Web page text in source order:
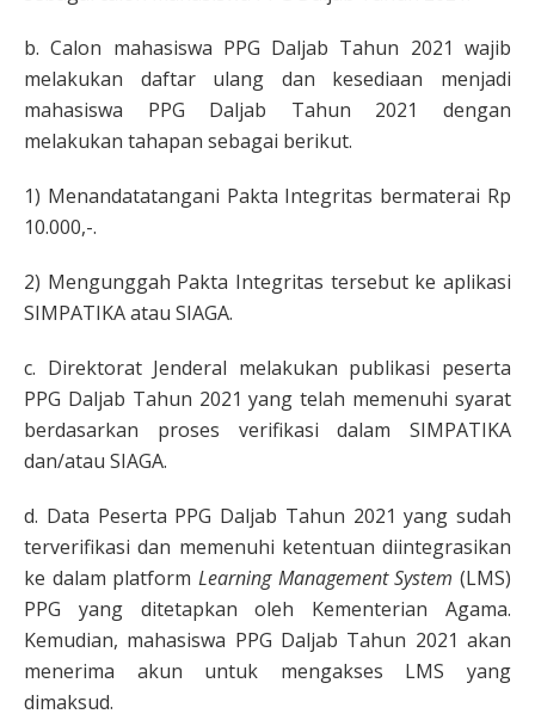
b. Calon mahasiswa PPG Daljab Tahun 2021 wajib
melakukan daftar ulang dan kesediaan menjadi
mahasiswa PPG Daljab Tahun 2021 dengan
melakukan tahapan sebagai berikut.
1) Menandatatangani Pakta Integritas bermaterai Rp
10.000,-.
2) Mengunggah Pakta Integritas tersebut ke aplikasi
SIMPATIKA atau SIAGA.
c. Direktorat Jenderal melakukan publikasi peserta
PPG Daljab Tahun 2021 yang telah memenuhi syarat
berdasarkan proses verifikasi dalam SIMPATIKA
dan/atau SIAGA.
d. Data Peserta PPG Daljab Tahun 2021 yang sudah
terverifikasi dan memenuhi ketentuan diintegrasikan
ke dalam platform Learning Management System (LMS)
PPG yang ditetapkan oleh Kementerian Agama.
Kemudian, mahasiswa PPG Daljab Tahun 2021 akan
menerima akun untuk mengakses LMS yang
dimaksud.